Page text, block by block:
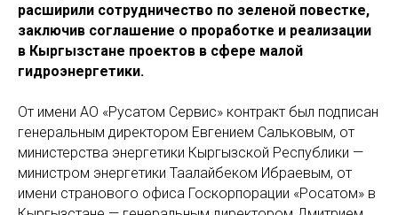
расширили сотрудничество по зеленой повестке,
заключив соглашение о проработке и реализации
в Кыргызстане проектов в сфере малой
гидроэнергетики.
От имени АО «Русатом Сервис» контракт был подписан
генеральным директором Евгением Сальковым, от
министерства энергетики Кыргызской Республики —
министром энергетики Таалайбеком Ибраевым, от
имени странового офиса Госкорпорации «Росатом» в